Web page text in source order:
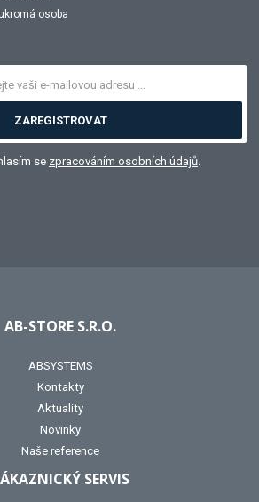
osoba
ZAREGISTROVAT
se zpracováním osobních údajů
AB-STORE S.R.O.
ABSYSTEMS
Kontakty
Aktuality
Novinky
Naše reference
SERVIS